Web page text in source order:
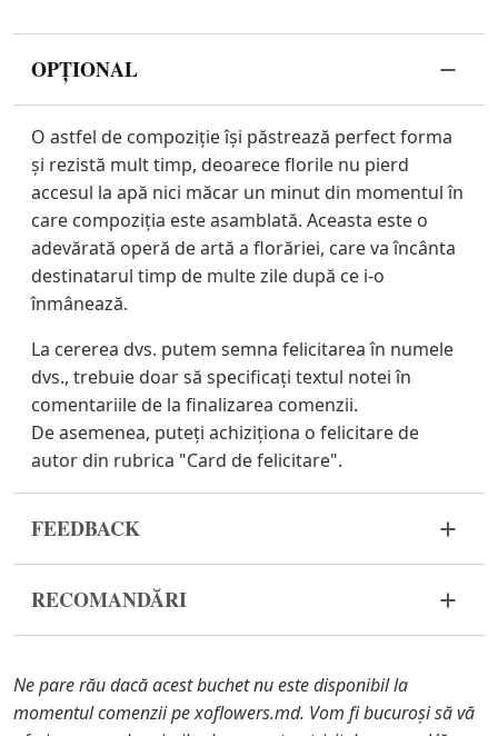
OPȚIONAL
O astfel de compoziție își păstrează perfect forma
și rezistă mult timp, deoarece florile nu pierd
accesul la apă nici măcar un minut din momentul în
care compoziția este asamblată. Aceasta este o
adevărată operă de artă a florăriei, care va încânta
destinatarul timp de multe zile după ce i-o
înmânează.
La cererea dvs. putem semna felicitarea în numele
dvs., trebuie doar să specificați textul notei în
comentariile de la finalizarea comenzii.
De asemenea, puteți achiziționa o felicitare de
autor din rubrica "Card de felicitare".
FEEDBACK
compozitia dvs. nu a ajuns în stare
corespunzătoare, vă rugăm să ne contactați pentru
În cazul în care oricare dintre părțile componente
RECOMANDĂRI
Ne pare rău dacă acest buchet nu este disponibil la
momentul comenzii pe xoflowers.md. Vom fi bucuroși să vă